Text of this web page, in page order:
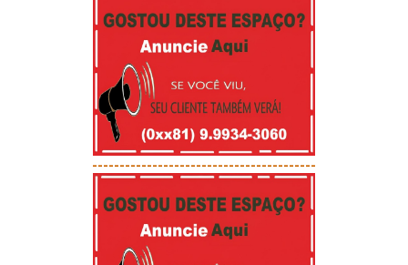
-----------------------------------------